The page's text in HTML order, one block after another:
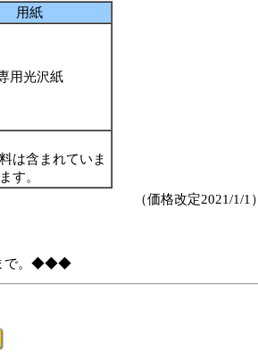
用紙
用光沢紙
は含まれていま
す。
（価格改定2021/1/1）
まで。◆◆◆